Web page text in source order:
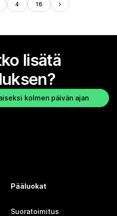
4 16
lisätä
kolmen päivän ajan
Pääluokat
Suoratoimitus